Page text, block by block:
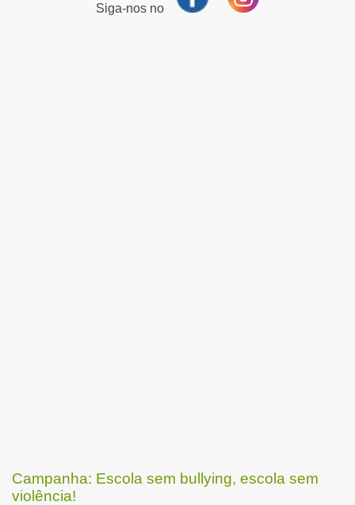
Siga-nos no
Campanha: Escola sem bullying, escola sem
violência!